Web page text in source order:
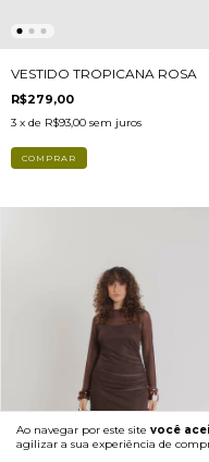
Ao navegar por este site você
agilizar a sua experiência de
VESTIDO TROPICANA ROSA
R$279,00
3 x de R$93,00 sem juros
COMPRAR